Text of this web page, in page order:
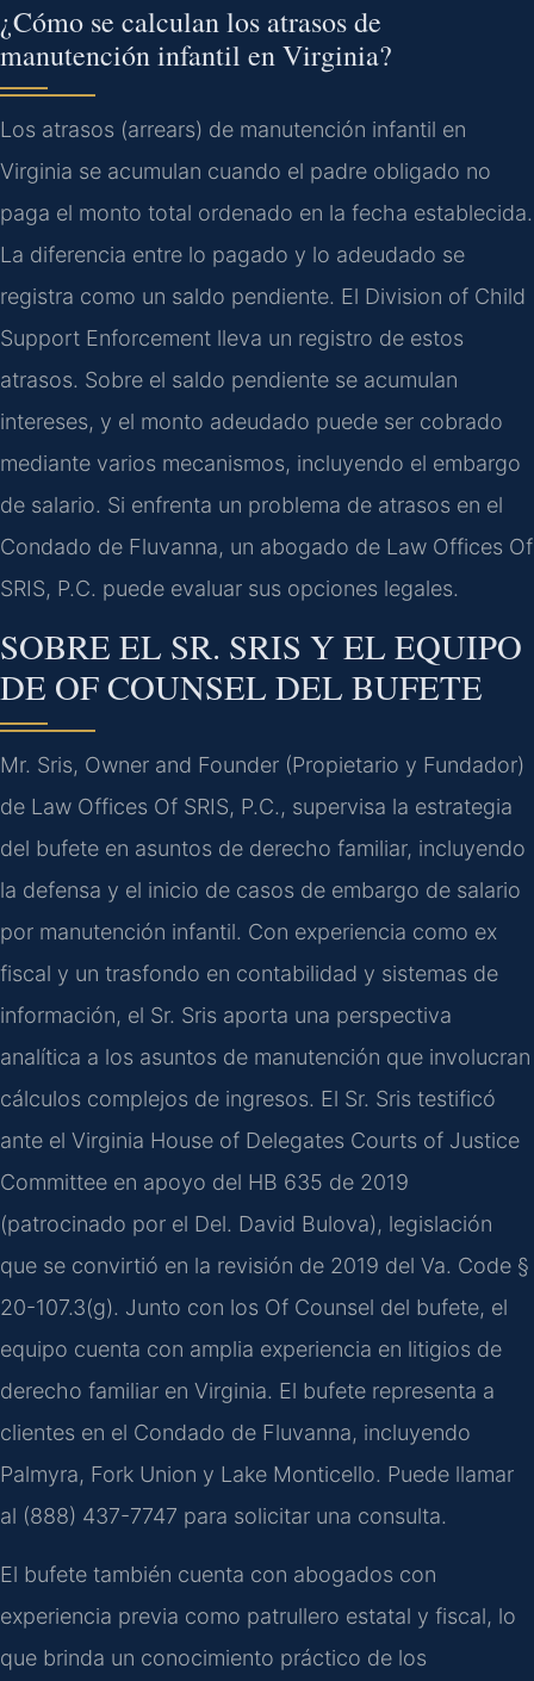
¿Cómo se calculan los atrasos de
manutención infantil en Virginia?
Los atrasos (arrears) de manutención infantil en
Virginia se acumulan cuando el padre obligado no
paga el monto total ordenado en la fecha establecida.
La diferencia entre lo pagado y lo adeudado se
registra como un saldo pendiente. El Division of Child
Support Enforcement lleva un registro de estos
atrasos. Sobre el saldo pendiente se acumulan
intereses, y el monto adeudado puede ser cobrado
mediante varios mecanismos, incluyendo el embargo
de salario. Si enfrenta un problema de atrasos en el
Condado de Fluvanna, un abogado de Law Offices Of
SRIS, P.C. puede evaluar sus opciones legales.
SOBRE EL SR. SRIS Y EL EQUIPO
DE OF COUNSEL DEL BUFETE
Mr. Sris, Owner and Founder (Propietario y Fundador)
de Law Offices Of SRIS, P.C., supervisa la estrategia
del bufete en asuntos de derecho familiar, incluyendo
la defensa y el inicio de casos de embargo de salario
por manutención infantil. Con experiencia como ex
fiscal y un trasfondo en contabilidad y sistemas de
información, el Sr. Sris aporta una perspectiva
analítica a los asuntos de manutención que involucran
cálculos complejos de ingresos. El Sr. Sris testificó
ante el Virginia House of Delegates Courts of Justice
Committee en apoyo del HB 635 de 2019
(patrocinado por el Del. David Bulova), legislación
que se convirtió en la revisión de 2019 del Va. Code §
20-107.3(g). Junto con los Of Counsel del bufete, el
equipo cuenta con amplia experiencia en litigios de
derecho familiar en Virginia. El bufete representa a
clientes en el Condado de Fluvanna, incluyendo
Palmyra, Fork Union y Lake Monticello. Puede llamar
al (888) 437-7747 para solicitar una consulta.
El bufete también cuenta con abogados con
experiencia previa como patrullero estatal y fiscal, lo
que brinda un conocimiento práctico de los